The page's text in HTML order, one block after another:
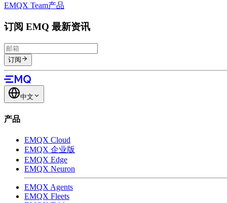
EMQX Team产品
订阅 EMQ 最新资讯
订阅
中文
产品
EMQX Cloud
EMQX 企业版
EMQX Edge
EMQX Neuron
EMQX Agents
EMQX Fleets